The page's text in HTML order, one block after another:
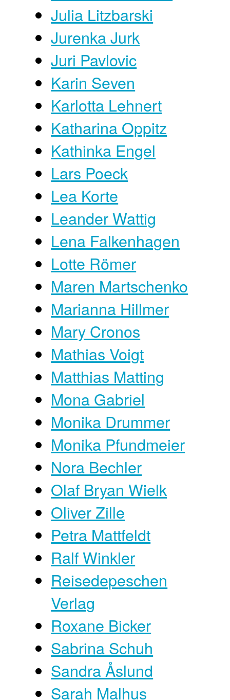
Julia Litzbarski
Jurenka Jurk
Juri Pavlovic
Karin Seven
Karlotta Lehnert
Katharina Oppitz
Kathinka Engel
Lars Poeck
Lea Korte
Leander Wattig
Lena Falkenhagen
Lotte Römer
Maren Martschenko
Marianna Hillmer
Mary Cronos
Mathias Voigt
Matthias Matting
Mona Gabriel
Monika Drummer
Monika Pfundmeier
Nora Bechler
Olaf Bryan Wielk
Oliver Zille
Petra Mattfeldt
Ralf Winkler
Reisedepeschen
Verlag
Roxane Bicker
Sabrina Schuh
Sandra Åslund
Sarah Malhus